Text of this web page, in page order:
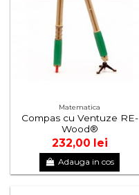
Matematica
Compas cu Ventuze RE-
Wood®
232,00 lei
Adauga in cos